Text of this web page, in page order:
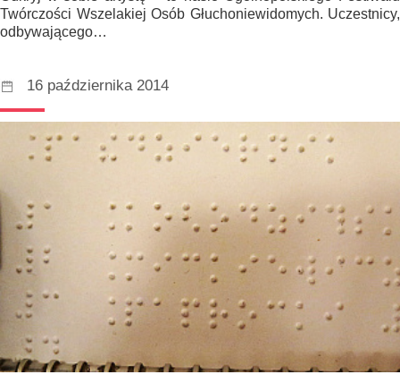
Twórczości Wszelakiej Osób Głuchoniewidomych. Uczestnicy,
odbywającego…
16 października 2014